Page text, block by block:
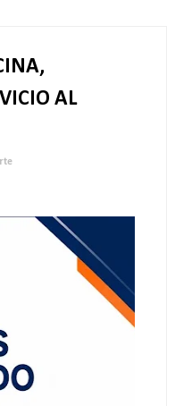
AL